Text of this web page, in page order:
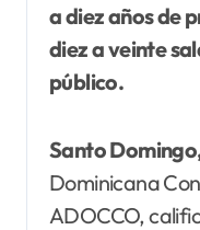
a diez años de
diez a veinte
público.
Santo
Dominicana
ADOCCO,